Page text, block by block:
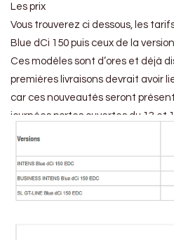
Les prix
Vous trouverez ci dessous, les
Blue dCi 150 puis ceux de la
Ces modèles sont d’ores et déjà
premières livraisons devrait avoir
car ces nouveautés seront
journées portes ouvertes du 13 et